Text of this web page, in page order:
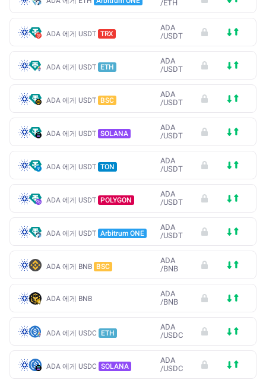
/ETH
ADA 에게 USDT TRX
ADA
/USDT
ADA 에게 USDT ETH
ADA
/USDT
ADA 에게 USDT BSC
ADA
/USDT
ADA 에게 USDT SOLANA
ADA
/USDT
ADA 에게 USDT TON
ADA
/USDT
ADA 에게 USDT POLYGON
ADA
/USDT
ADA 에게 USDT Arbitrum ONE
ADA
/USDT
ADA 에게 BNB BSC
ADA
/BNB
ADA 에게 BNB
ADA
/BNB
ADA 에게 USDC ETH
ADA
/USDC
ADA 에게 USDC SOLANA
ADA
/USDC